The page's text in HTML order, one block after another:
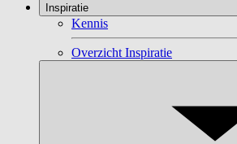
Inspiratie
Kennis
Overzicht Inspiratie